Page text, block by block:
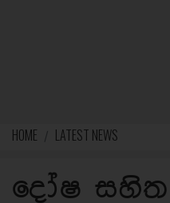
HOME LATEST NEWS
දෝෂ සහිත